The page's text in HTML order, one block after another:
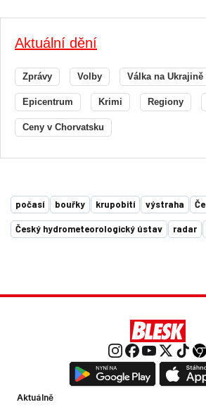
Aktuální dění
Zprávy Volby Válka na Ukrajině
Epicentrum Krimi Regiony
Ceny v Chorvatsku
počasí bouřky krupobití výstraha
Český hydrometeorologický ústav radar
Aktuálně